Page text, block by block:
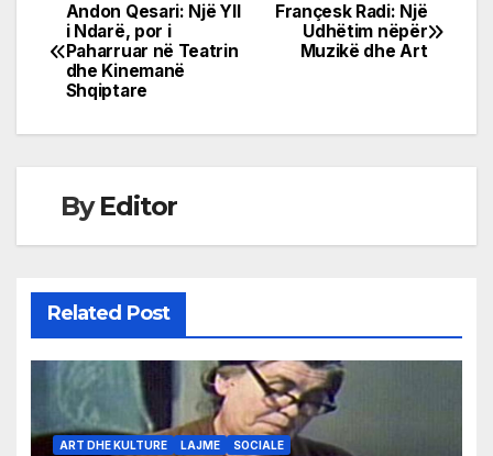
Post
navigation
Françesk Radi: Një
Udhëtim nëpër
Muzikë dhe Art
Andon Qesari: Një Yll
i Ndarë, por i
Paharruar në Teatrin
dhe Kinemanë
Shqiptare
ByEditor
Related Post
ART DHE KULTURE LAJME SOCIALE